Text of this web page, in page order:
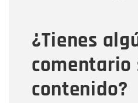
¿Tienes
comentario
contenido?
Mensaje